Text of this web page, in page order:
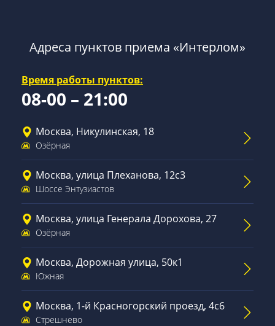
Адреса пунктов приема «Интерлом»
Время работы пунктов:
08-00 – 21:00
Москва, Никулинская, 18
Озёрная
Москва, улица Плеханова, 12с3
Шоссе Энтузиастов
Москва, улица Генерала Дорохова, 27
Озёрная
Москва, Дорожная улица, 50к1
Южная
Москва, 1-й Красногорский проезд, 4с6
Стрешнево